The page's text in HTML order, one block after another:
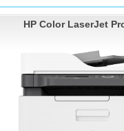
HP Color LaserJet